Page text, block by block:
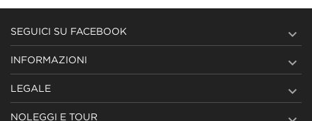
SEGUICI SU FACEBOOK 
INFORMAZIONI 
LEGALE 
NOLEGGI E TOUR